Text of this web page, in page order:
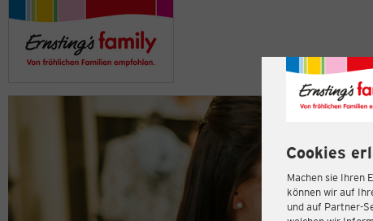
Cookies
Machen sie Ihren
können wir auf
und auf Partner-